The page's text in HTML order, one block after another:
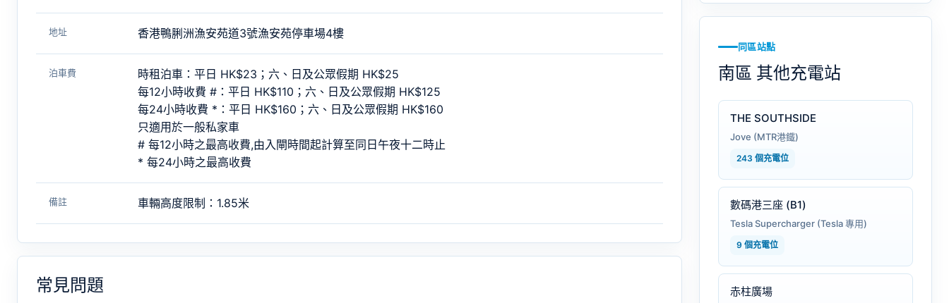
地址 香港鴨脷洲漁安苑道3號漁安苑停車場4樓
泊車費
時租泊車：平日 HK$23；六、日及公眾假期 HK$25
每12小時收費 #：平日 HK$110；六、日及公眾假期 HK$125
每24小時收費 *：平日 HK$160；六、日及公眾假期 HK$160
只適用於一般私家車
# 每12小時之最高收費,由入閘時間起計算至同日午夜十二時止
* 每24小時之最高收費
備註 車輛高度限制：1.85米
常見問題
同區站點
南區 其他充電站
THE SOUTHSIDE
Jove (MTR港鐵)
243 個充電位
數碼港三座 (B1)
Tesla Supercharger (Tesla 專用)
9 個充電位
赤柱廣場